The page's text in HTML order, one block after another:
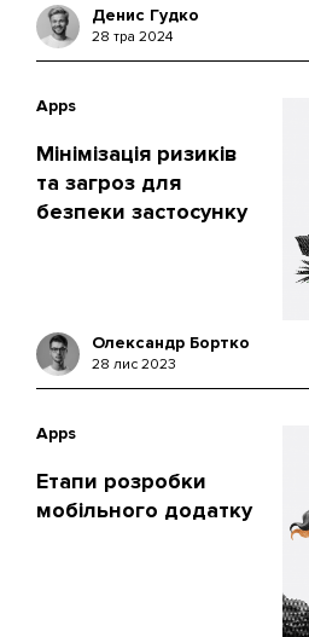
Денис Гудко
28 тра 2024
Apps
Мінімізація ризиків
та загроз для
безпеки застосунку
Олександр Бортко
28 лис 2023
Apps
Етапи розробки
мобільного додатку